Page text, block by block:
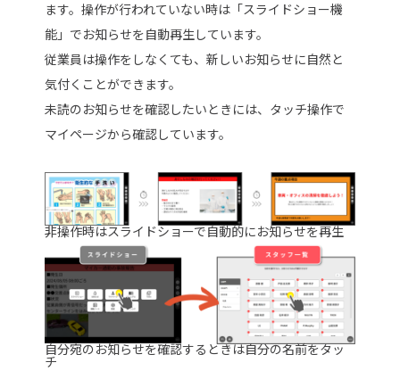
ます。操作が行われていない時は「スライドショー機
能」でお知らせを自動再生しています。
従業員は操作をしなくても、新しいお知らせに自然と
気付くことができます。
未読のお知らせを確認したいときには、タッチ操作で
マイページから確認しています。
非操作時はスライドショーで自動的にお知らせを再生
自分宛のお知らせを確認するときは自分の名前をタッ
チ